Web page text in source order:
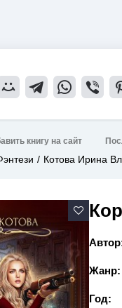
книгу на сайт
Котова Ирина
Жанр:
Год: